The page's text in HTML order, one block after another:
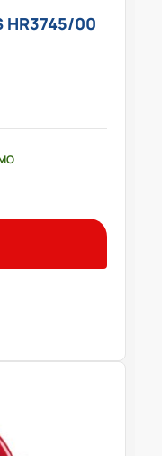
HR3745/00